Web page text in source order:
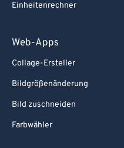
Einheitenrechner
Web-Apps
Collage-Ersteller
Bildgrößenänderung
Bild zuschneiden
Farbwähler